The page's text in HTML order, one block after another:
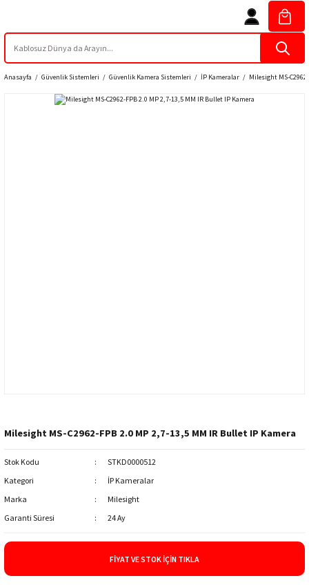
Anasayfa Güvenlik Sistemleri Güvenlik Kamera Sistemleri İP Kameralar Milesight MS-
Milesight MS-C2962-FPB 2.0 MP 2,7-13,5 MM IR Bullet IP Kamera
Stok Kodu
STKD0000512
Kategori
İP Kameralar
Marka
Milesight
Garanti Süresi
24 Ay
FIYAT VE STOK İÇIN TIKLA